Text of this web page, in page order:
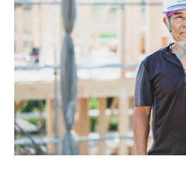
本社
053-488-5127
10:00〜19:00 水曜定休